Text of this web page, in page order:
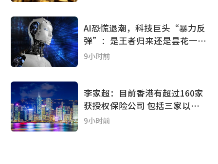
AI恐慌退潮，科技巨头“暴力反
弹”：是王者归来还是昙花一
现？
9小时前
李家超：目前香港有超过160家
获授权保险公司 包括三家以香
港为集团监管基地的国际保险集
9小时前